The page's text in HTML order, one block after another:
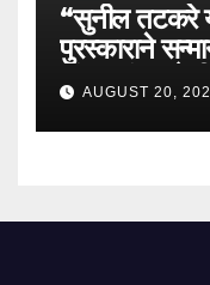
“सुनील तटकरे
पुरस्काराने
यांच्या लंडन
भेट”AUGUST 20,